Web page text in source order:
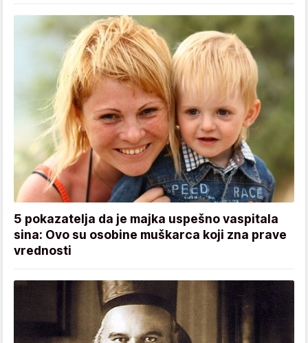
5 pokazatelja da je majka uspešno vaspitala
sina: Ovo su osobine muškarca koji zna prave
vrednosti